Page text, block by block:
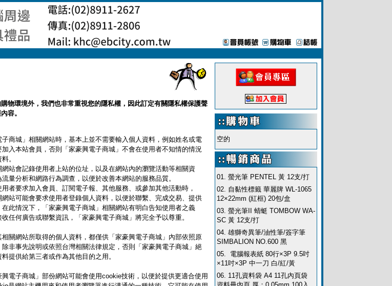
物環境外，我們也非常重視您的隱私權，因此訂定有關隱私權保護聲
容。
商城」相關網站時，基本上並不需要輸入個人資料，例如姓名或電
入本站會員，否則「家豪興電子商城」不會在使用者不知情的情況
。
網站會記錄使用者上站的位址，以及在網站內的瀏覽活動等相關資
量分析和網路行為調查，以便於改善本網站的服務品質。
者要求加入會員、訂閱電子報、其他服務、或參加其他活動時，
網站可能會要求使用者登錄個人資料，以便於聯繫、完成交易、提供
此情況下，「家豪興電子商城」相關網站有明白告知使用者之義
任何廣告或聯繫資訊，「家豪興電子商城」將完全予以尊重。
相關網站所取得的個人資料，都僅供「家豪興電子商城」內部依照原
非事先說明或依照台灣相關法律規定，否則「家豪興電子商城」絕
提供給第三者或作為其他目的之用。
電子商城」部份網站可能會使用cookie技術，以便於提供更適合使用
空的
01. 螢光筆 PENTEL 黃 12支/打
02. 自黏性標籤 華麗牌 WL-1065
12×22mm (紅框) 20包/盒
03. 螢光筆II 蜻蜓 TOMBOW WA-
SC 黃 12支/打
04. 雄獅奇異筆/油性筆/簽字筆
SIMBALION NO.600 黑
05.
電腦報表紙 80行×3P 9.5吋
×11吋×3P 中一刀 白/紅/黃
06. 11孔資料袋 A4 11孔內頁袋